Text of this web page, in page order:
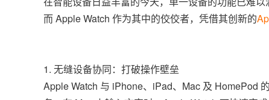
而 Apple Watch 作为其中的佼佼者，凭借其创新的
1. 无缝设备协同：打破操作壁垒
Apple Watch 与 iPhone、iPad、Mac 及 HomePod